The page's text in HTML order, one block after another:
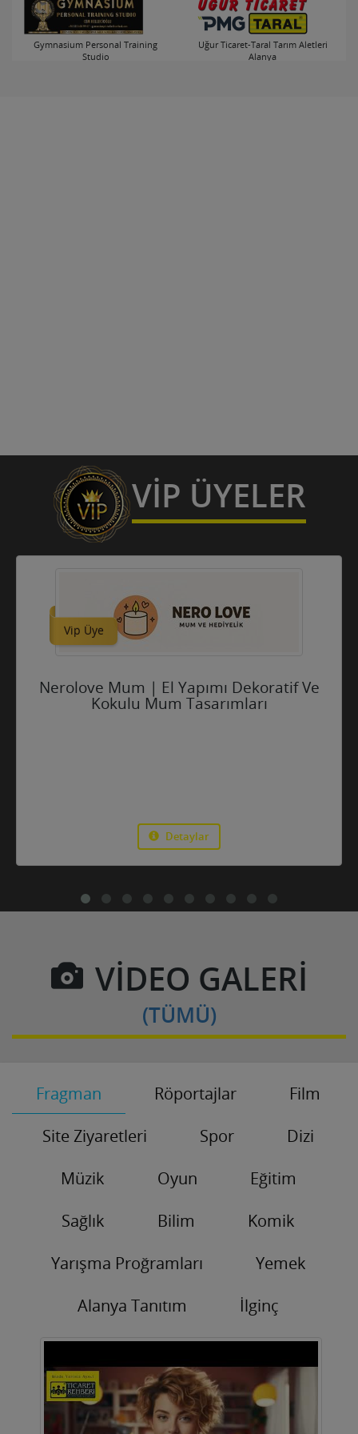
Gymnasium Personal Training
Studio
Uğur Ticaret-Taral Tarım Aletleri
Alanya
VİP ÜYELER
Vip Üye
Nerolove Mum | El Yapımı Dekoratif Ve
Kokulu Mum Tasarımları
Detaylar
VİDEO GALERİ
(TÜMÜ)
Fragman Röportajlar
Film
Site Ziyaretleri
Spor
Dizi
Müzik
Oyun
Eğitim
Sağlık
Bilim
Komik
Yarışma Proğramları
Yemek
Alanya Tanıtım
İlginç